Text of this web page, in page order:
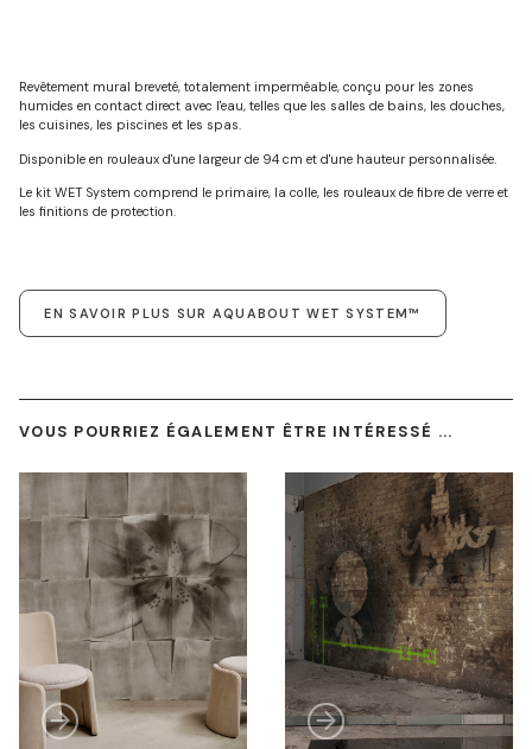
Revêtement mural breveté, totalement imperméable, conçu pour les zones
humides en contact direct avec l'eau, telles que les salles de bains, les douches,
les cuisines, les piscines et les spas.
Disponible en rouleaux d'une largeur de 94 cm et d'une hauteur personnalisée.
Le kit WET System comprend le primaire, la colle, les rouleaux de fibre de verre et
les finitions de protection.
EN SAVOIR PLUS SUR AQUABOUT WET SYSTEM™
VOUS POURRIEZ ÉGALEMENT ÊTRE INTÉRESSÉ ...